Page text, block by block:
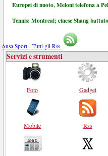
Europei di nuoto, Meloni telefona a
Tennis: Montreal; cinese Shang
Ansa Sport - Tutti gli Rss
Servizi e strumenti
Foto
Mobile
Gadget
Rss